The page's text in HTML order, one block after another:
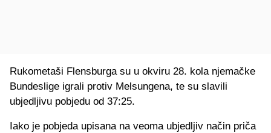
Rukometaši Flensburga su u okviru 28. kola njemačke
Bundeslige igrali protiv Melsungena, te su slavili
ubjedljivu pobjedu od 37:25.
Iako je pobjeda upisana na veoma ubjedljiv način priča